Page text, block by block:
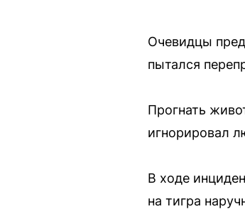
Очевидцы
пытался
Прогнать
игнорировал
В ходе
на тигра